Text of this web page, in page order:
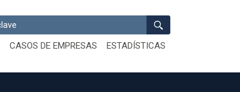
CASOS DE EMPRESAS ESTADÍSTICAS